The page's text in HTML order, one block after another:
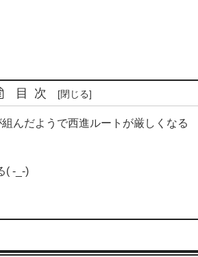
目次
んだようで西進ルートが厳しくなる
( -_-)